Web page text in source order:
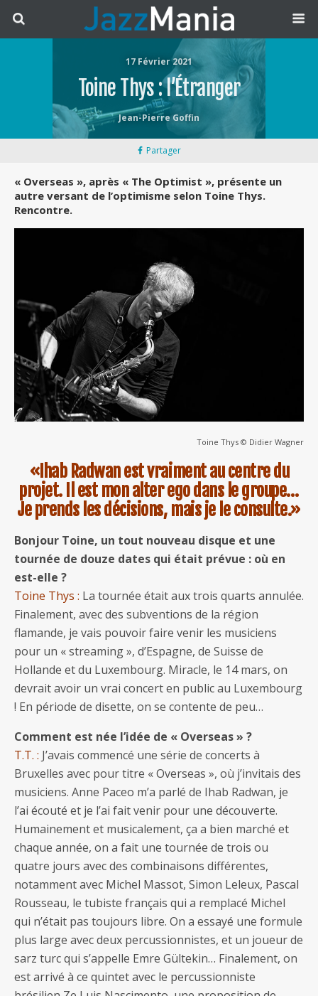
17 Février 2021
Toine Thys : l’Étranger
Jean-Pierre Goffin
Partager
« Overseas », après « The Optimist », présente un
autre versant de l’optimisme selon Toine Thys.
Rencontre.
Toine Thys © Didier Wagner
«Ihab Radwan est vraiment au centre du
projet. Il est mon alter ego dans le groupe…
Je prends les décisions, mais je le consulte.»
Bonjour Toine, un tout nouveau disque et une
tournée de douze dates qui était prévue : où en
est-elle ?
Toine Thys : La tournée était aux trois quarts annulée.
Finalement, avec des subventions de la région
flamande, je vais pouvoir faire venir les musiciens
pour un « streaming », d’Espagne, de Suisse de
Hollande et du Luxembourg. Miracle, le 14 mars, on
devrait avoir un vrai concert en public au Luxembourg
! En période de disette, on se contente de peu…
Comment est née l’idée de « Overseas » ?
T.T. : J’avais commencé une série de concerts à
Bruxelles avec pour titre « Overseas », où j’invitais des
musiciens. Anne Paceo m’a parlé de Ihab Radwan, je
l’ai écouté et je l’ai fait venir pour une découverte.
Humainement et musicalement, ça a bien marché et
chaque année, on a fait une tournée de trois ou
quatre jours avec des combinaisons différentes,
notamment avec Michel Massot, Simon Leleux, Pascal
Rousseau, le tubiste français qui a remplacé Michel
qui n’était pas toujours libre. On a essayé une formule
plus large avec deux percussionnistes, et un joueur de
sarz turc qui s’appelle Emre Gültekin… Finalement, on
est arrivé à ce quintet avec le percussionniste